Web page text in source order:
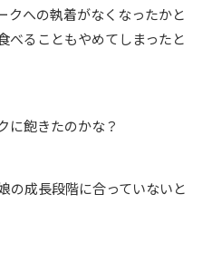
クへの執着がなくなったかと
べることもやめてしまったと
に飽きたのかな？
の成長段階に合っていないと